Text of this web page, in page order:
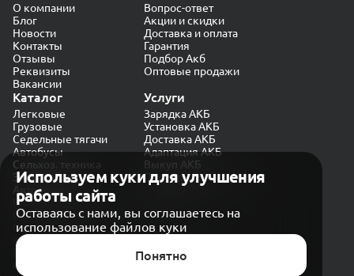
Используем куки для улучшения
работы сайта
Оставаясь с нами, вы соглашаетесь на
использование файлов куки
Понятно
О компании
Блог
Новости
Контакты
Отзывы
Реквизиты
Вакансии
Вопрос-ответ
Акции и скидки
Доставка и оплата
Гарантия
Подбор Акб
Оптовые продажи
Каталог
Легковые
Грузовые
Седельные тягачи
Автобусы
Сельхоз. техника
Экскаваторы
Автокраны
Услуги
Зарядка АКБ
Установка АКБ
Доставка АКБ
Адаптация АКБ
Выкуп АКБ
Проверка генератора
Политика конфиденциальности
Обработка персональных данных
Согласие на обработку в «Яндекс.Метрика»
Карта сайта
© CARAKB 2026. Все права защищены